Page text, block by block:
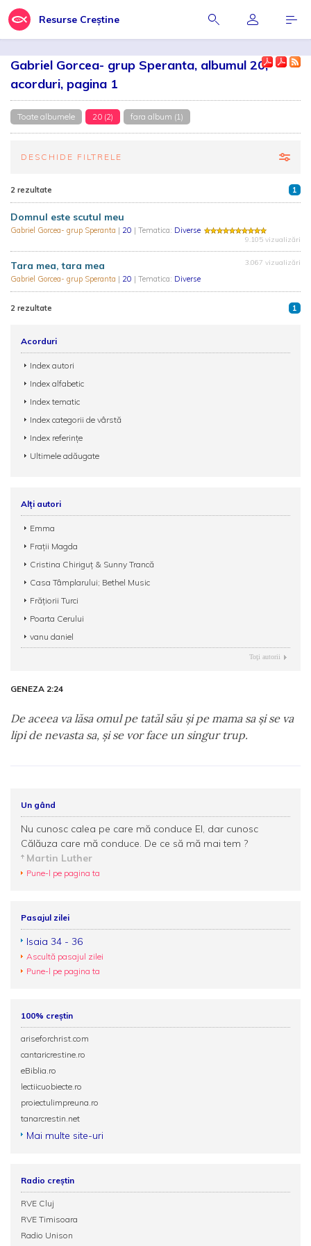
Resurse Creștine
Gabriel Gorcea- grup Speranta, albumul 20,
acorduri, pagina 1
Toate albumele 20 (2) fara album (1)
DESCHIDE FILTRELE
2 rezultate 1
Domnul este scutul meu
Gabriel Gorcea- grup Speranta | 20 | Tematica: Diverse
9.105 vizualizări
Tara mea, tara mea
Gabriel Gorcea- grup Speranta | 20 | Tematica: Diverse
3.067 vizualizări
2 rezultate 1
Acorduri
Index autori
Index alfabetic
Index tematic
Index categorii de vârstă
Index referințe
Ultimele adăugate
Alți autori
Emma
Frații Magda
Cristina Chiriguț & Sunny Trancă
Casa Tâmplarului; Bethel Music
Frățiorii Turci
Poarta Cerului
vanu daniel
Toţi autorii
GENEZA 2:24
De aceea va lăsa omul pe tatăl său şi pe mama sa şi se va
lipi de nevasta sa, şi se vor face un singur trup.
Un gând
Nu cunosc calea pe care mă conduce El, dar cunosc
Călăuza care mă conduce. De ce să mă mai tem ?
Martin Luther
Pune-l pe pagina ta
Pasajul zilei
Isaia 34 - 36
Ascultă pasajul zilei
Pune-l pe pagina ta
100% creștin
ariseforchrist.com
cantaricrestine.ro
eBiblia.ro
lectiicuobiecte.ro
proiectulimpreuna.ro
tanarcrestin.net
Mai multe site-uri
Radio creștin
RVE Cluj
RVE Timisoara
Radio Unison